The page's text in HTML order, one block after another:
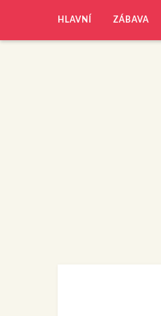
HLAVNÍ ZÁBAVA